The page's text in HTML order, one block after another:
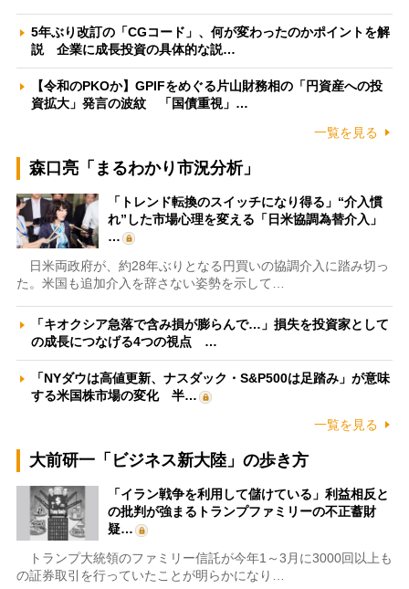
5年ぶり改訂の「CGコード」、何が変わったのかポイントを解
説 企業に成長投資の具体的な説…
【令和のPKOか】GPIFをめぐる片山財務相の「円資産への投
資拡大」発言の波紋 「国債重視」…
一覧を見る
森口亮「まるわかり市況分析」
「トレンド転換のスイッチになり得る」“介入慣
れ”した市場心理を変える「日米協調為替介入」
…
日米両政府が、約28年ぶりとなる円買いの協調介入に踏み切っ
た。米国も追加介入を辞さない姿勢を示して…
「キオクシア急落で含み損が膨らんで…」損失を投資家として
の成長につなげる4つの視点 …
「NYダウは高値更新、ナスダック・S&P500は足踏み」が意味
する米国株市場の変化 半…
一覧を見る
大前研一「ビジネス新大陸」の歩き方
「イラン戦争を利用して儲けている」利益相反と
の批判が強まるトランプファミリーの不正蓄財
疑…
トランプ大統領のファミリー信託が今年1～3月に3000回以上も
の証券取引を行っていたことが明らかになり…